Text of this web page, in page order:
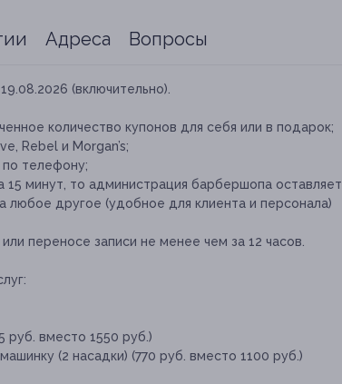
Адреса Вопросы
(включительно).
количество купонов для себя или в подарок;
Rebel и Morgan’s;
по телефону;
минут, то администрация барбершопа оставляет
любое другое (удобное для клиента и персонала)
переносе записи не менее чем за 12 часов.
руб. вместо 1550 руб.)
(2 насадки) (770 руб. вместо 1100 руб.)